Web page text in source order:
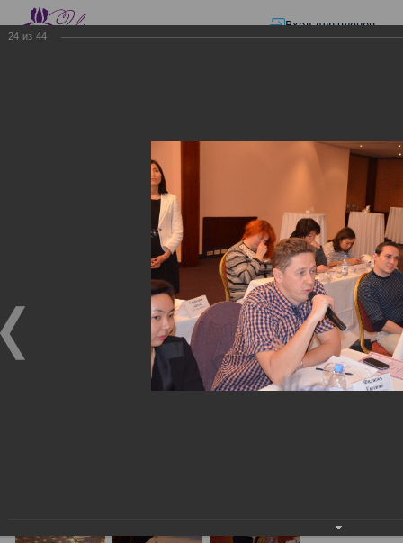
Вход для членов
Презентации
ЭЛЕКТРОННЫЕ СЧЕТА-ФАКТУРЫ.
ЭЛЕКТРОННЫЕ СЧЕТА-
ФАКТУРЫ. ВИРТУАЛЬНЫЙ
ЭЛЕКТРОННЫЕ СЧЕТА-ФАКТУРЫ. ВИРТУАЛЬНЫЙ
СКЛАД.
Семинар с КГД и разработчиками
24 из 44